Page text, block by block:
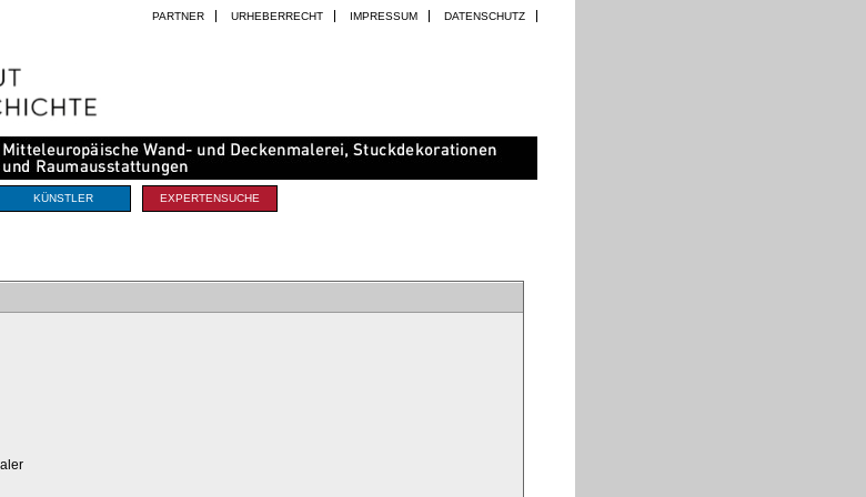
PARTNER URHEBERRECHT IMPRESSUM DATENSCHUTZ
KÜNSTLER EXPERTENSUCHE